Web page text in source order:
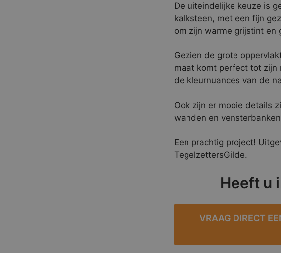
De uiteindelijke keuze is
kalksteen, met een fijn
om zijn warme grijstint en
Gezien de grote
maat komt perfect tot zijn
de kleurnuances van de
Ook zijn er mooie details
wanden en
Een prachtig project!
TegelzettersGilde.
Heeft u
VRAAG DIRECT